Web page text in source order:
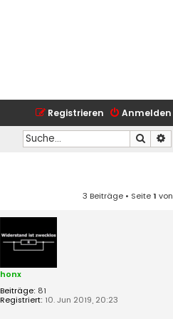
Anmelden
Registrieren
Suche
3 Beiträge • Seite1 von
honx
Beiträge: 81
Registriert: 10. Jun 2019, 20:23